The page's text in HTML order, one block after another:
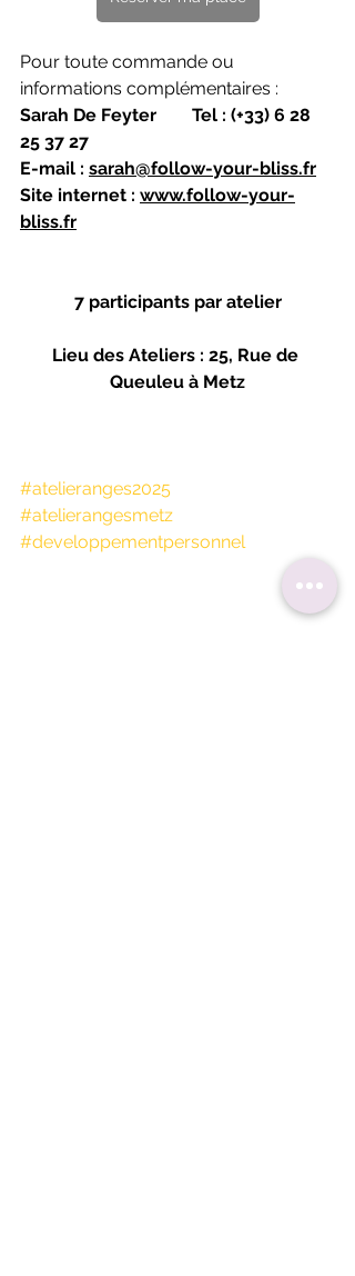
Pour toute commande ou
informations complémentaires :
Sarah De Feyter        Tel : (+33) 6 28
25 37 27
E-mail : sarah@follow-your-bliss.fr
Site internet : www.follow-your-
bliss.fr
7 participants par atelier
Lieu des Ateliers : 25, Rue de
Queuleu à Metz
#atelieranges2025
#atelierangesmetz
#developpementpersonnel